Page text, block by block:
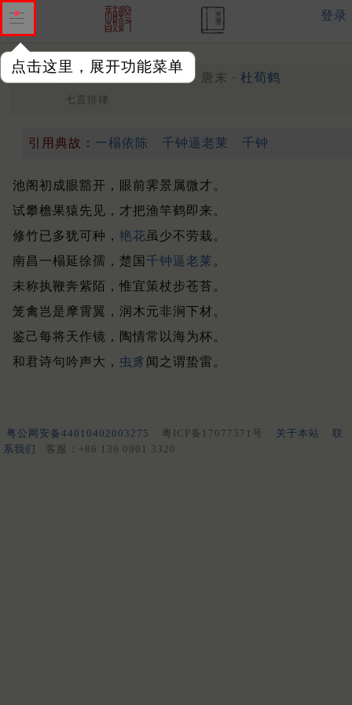
点击这里，展开功能菜单
登录
和友人见题山居水阁八韵 唐末 · 杜荀鹤
七言排律
引用典故： 一榻依陈 千钟逼老莱 千钟
池阁初成眼豁开，眼前霁景属微才。
试攀檐果猿先见，才把渔竿鹤即来。
修竹已多犹可种， 艳花虽少不劳栽。
南昌一榻延徐孺，楚国 千钟逼老莱 。
未称执鞭奔紫陌，惟宜策杖步苍苔。
笼禽岂是摩霄翼，润木元非涧下材。
鉴己每将天作镜，陶情常以海为杯。
和君诗句吟声大， 虫豸 闻之谓蛰雷。
粤公网安备44010402003275 粤ICP备17077571号 关于本站
联
系我们
客服：+86 136 0901 3320